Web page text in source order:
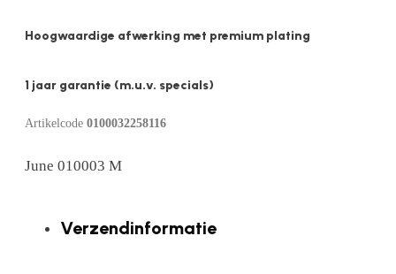
Hoogwaardige afwerking met premium plating
1 jaar garantie (m.u.v. specials)
Artikelcode 0100032258116
June 010003 M
Verzendinformatie